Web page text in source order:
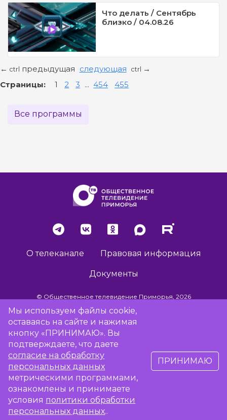
Что делать / Сентябрь
близко / 04.08.26
← ctrl предыдущая следующая ctrl →
Страницы: 1 2 3 ... 454 455
Все программы
О телеканале Правовая информация
Документы
© Общественное телевидение Приморья, 2026
Разработка сайта -
Сообщить об отсутствии вещания
Мы используем файлы cookie,
оставаясь на сайте и нажимая
кнопку «ПРИНИМАЮ». Вы
подтверждаете, что даете
согласие на обработку
персональных данных
метрическими программами,
ознакомлены и принимаете
условия политики обработки
персональных данных..
ПРИНИМАЮ